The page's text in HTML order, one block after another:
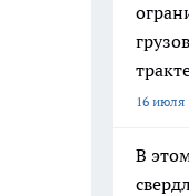
16 июля
В